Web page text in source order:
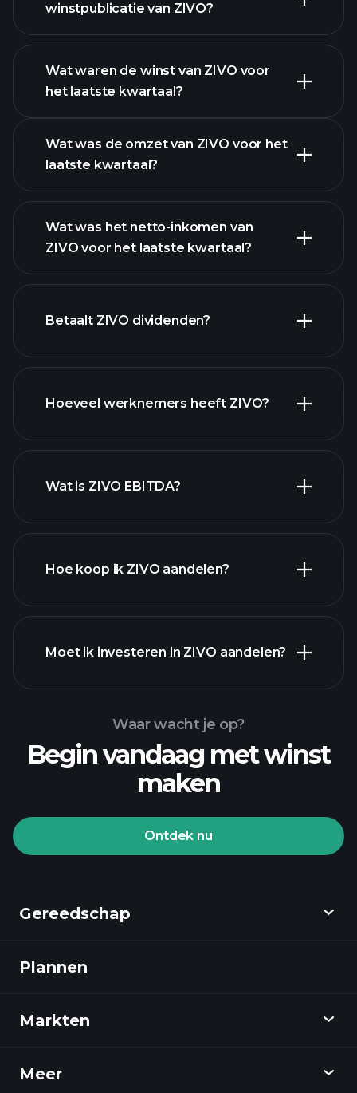
winstpublicatie van ZIVO?
Wat waren de winst van ZIVO voor
het laatste kwartaal?
winst
Wat was de omzet van ZIVO voor het
laatste kwartaal?
financiële
Wat was het netto-inkomen van
ZIVO voor het laatste kwartaal?
rapporten
Betaalt ZIVO dividenden?
hoog-dividend aandelen
Hoeveel werknemers heeft ZIVO?
grootste werkgevers
Wat is ZIVO EBITDA?
Hoe koop ik ZIVO aandelen?
Moet ik investeren in ZIVO aandelen?
Playtrade Toernooien
Waar wacht je op?
Begin vandaag met winst
maken
Ontdek nu
Gereedschap
Ontdekken
Plannen
Markten
Overzicht
Meer